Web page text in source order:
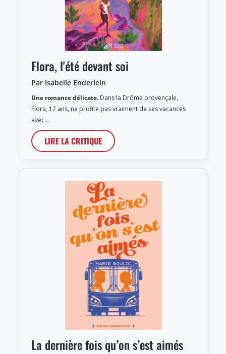
Flora, l'été devant soi
Par Isabelle Enderlein
Une romance délicate. Dans la Drôme provençale,
Flora, 17 ans, ne profite pas vraiment de ses vacances
avec…
LIRE LA CRITIQUE
La dernière fois qu’on s’est aimés